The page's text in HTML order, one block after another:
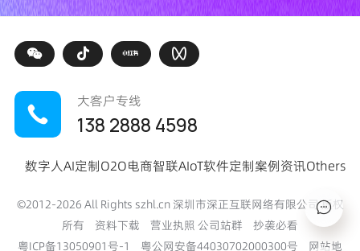
大客户专线
138 2888 4598
数字人AI定制O2O电商智联AIoT软件定制案例资讯Others
©2012-2026 All Rights szhl.cn 深圳市深正互联网络有限公司 版权
所有
资料下载 营业执照 公司站群
抄袭必看
粤ICP备13050901号-1
粤公网安备44030702000300号 网站地